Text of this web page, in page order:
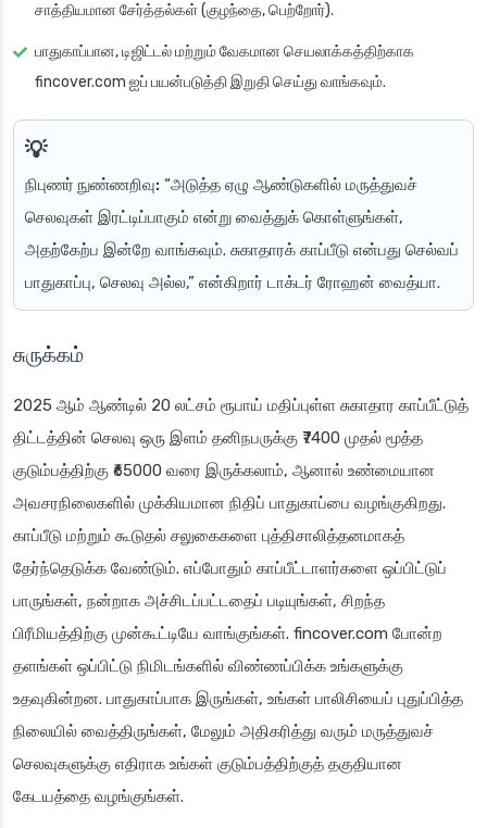
சாத்தியமான சேர்த்தல்கள் (குழந்தை, பெற்றோர்).
பாதுகாப்பான, டிஜிட்டல் மற்றும் வேகமான செயலாக்கத்திற்காக
fincover.com ஐப் பயன்படுத்தி இறுதி செய்து வாங்கவும்.
நிபுணர் நுண்ணறிவு: “அடுத்த ஏழு ஆண்டுகளில் மருத்துவச்
செலவுகள் இரட்டிப்பாகும் என்று வைத்துக் கொள்ளுங்கள்,
அதற்கேற்ப இன்றே வாங்கவும். சுகாதாரக் காப்பீடு என்பது செல்வப்
பாதுகாப்பு, செலவு அல்ல,” என்கிறார் டாக்டர் ரோஹன் வைத்யா.
சுருக்கம்
2025 ஆம் ஆண்டில் 20 லட்சம் ரூபாய் மதிப்புள்ள சுகாதார காப்பீட்டுத்
திட்டத்தின் செலவு ஒரு இளம் தனிநபருக்கு ₹7400 முதல் மூத்த
குடும்பத்திற்கு ₹65000 வரை இருக்கலாம், ஆனால் உண்மையான
அவசரநிலைகளில் முக்கியமான நிதிப் பாதுகாப்பை வழங்குகிறது.
காப்பீடு மற்றும் கூடுதல் சலுகைகளை புத்திசாலித்தனமாகத்
தேர்ந்தெடுக்க வேண்டும். எப்போதும் காப்பீட்டாளர்களை ஒப்பிட்டுப்
பாருங்கள், நன்றாக அச்சிடப்பட்டதைப் படியுங்கள், சிறந்த
பிரீமியத்திற்கு முன்கூட்டியே வாங்குங்கள். fincover.com போன்ற
தளங்கள் ஒப்பிட்டு நிமிடங்களில் விண்ணப்பிக்க உங்களுக்கு
உதவுகின்றன. பாதுகாப்பாக இருங்கள், உங்கள் பாலிசியைப் புதுப்பித்த
நிலையில் வைத்திருங்கள், மேலும் அதிகரித்து வரும் மருத்துவச்
செலவுகளுக்கு எதிராக உங்கள் குடும்பத்திற்குத் தகுதியான
கேடயத்தை வழங்குங்கள்.